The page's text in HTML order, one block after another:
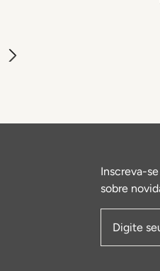
Inscreva-
sobre
Endereço